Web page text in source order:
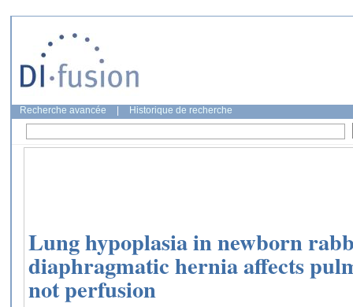
Recherche avancée Historique de recherche
Lung hypoplasia in newborn
diaphragmatic hernia affects
not perfusion